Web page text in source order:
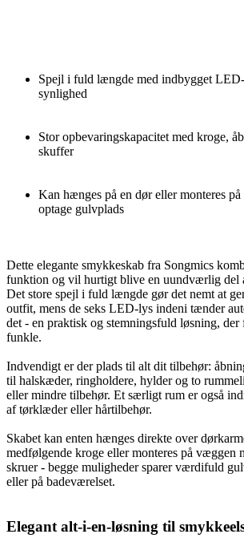
Spejl i fuld længde med indbygget
synlighed
Stor opbevaringskapacitet med kroge,
skuffer
Kan hænges på en dør eller monteres
optage gulvplads
Dette elegante smykkeskab fra Songmics
funktion og vil hurtigt blive en uundværlig del
Det store spejl i fuld længde gør det nemt at
outfit, mens de seks LED-lys indeni tænder
det - en praktisk og stemningsfuld løsning,
funkle.
Indvendigt er der plads til alt dit tilbehør:
til halskæder, ringholdere, hylder og to
eller mindre tilbehør. Et særligt rum er også
af tørklæder eller hårtilbehør.
Skabet kan enten hænges direkte over
medfølgende kroge eller monteres på væggen
skruer - begge muligheder sparer værdifuld
eller på badeværelset.
Elegant alt-i-en-løsning til